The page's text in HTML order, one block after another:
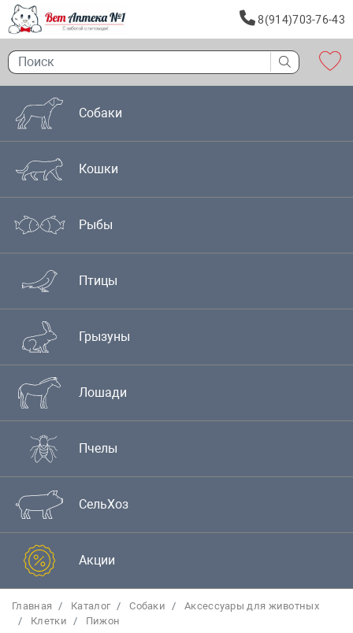
8(914)703-76-43
Собаки
Кошки
Рыбы
Птицы
Грызуны
Лошади
Пчелы
СельХоз
Акции
Главная Каталог Собаки
Аксессуары для животных
Клетки
Пижон